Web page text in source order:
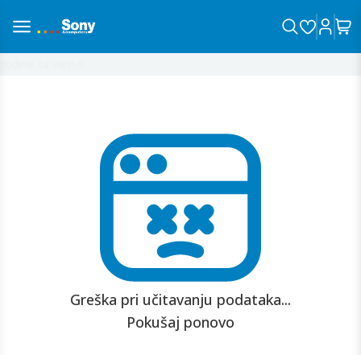
Greška pri učitavanju podataka...
Pokušaj ponovo